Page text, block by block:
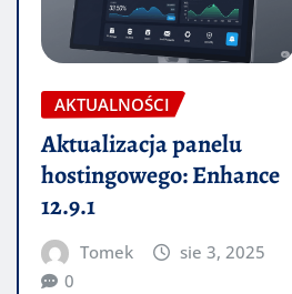
AKTUALNOŚCI
Aktualizacja panelu
hostingowego: Enhance
12.9.1
Tomek
sie 3, 2025
0